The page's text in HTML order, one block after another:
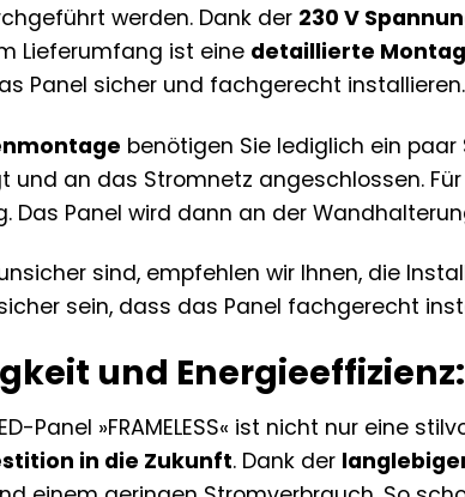
werden. Dank der 230 V
Lieferumfang ist eine detaillierte
Panel sicher und fachgerecht installieren.
benötigen Sie lediglich ein
und an das Stromnetz angeschlossen.
Das Panel wird dann an der
sind, empfehlen wir Ihnen, die
sein, dass das Panel fachgerecht
und
LED-Panel »FRAMELESS« ist nicht nur
in die Zukunft. Dank der